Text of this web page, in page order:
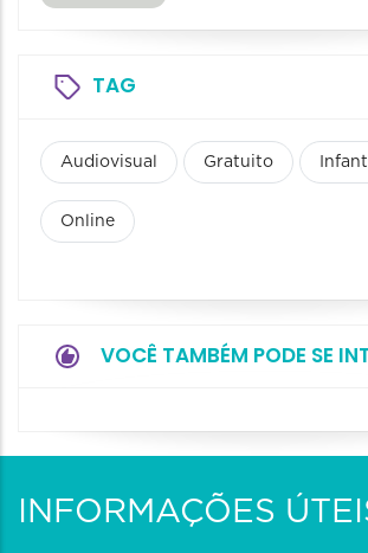
TAG
Audiovisual Gratuito
Online
VOCÊ TAMBÉM PODE SE
INFORMAÇÕES